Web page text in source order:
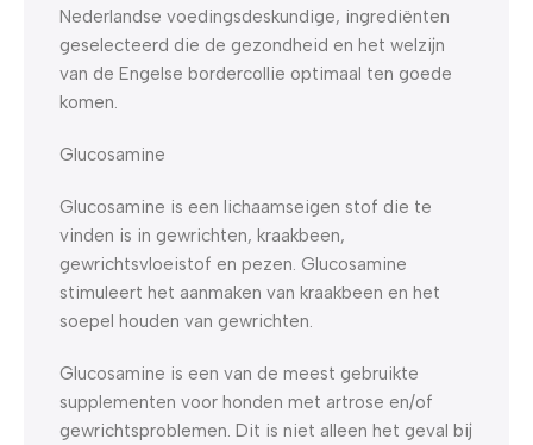
Nederlandse voedingsdeskundige, ingrediënten
geselecteerd die de gezondheid en het welzijn
van de Engelse bordercollie optimaal ten goede
komen.
Glucosamine
Glucosamine is een lichaamseigen stof die te
vinden is in gewrichten, kraakbeen,
gewrichtsvloeistof en pezen. Glucosamine
stimuleert het aanmaken van kraakbeen en het
soepel houden van gewrichten.
Glucosamine is een van de meest gebruikte
supplementen voor honden met artrose en/of
gewrichtsproblemen. Dit is niet alleen het geval bij